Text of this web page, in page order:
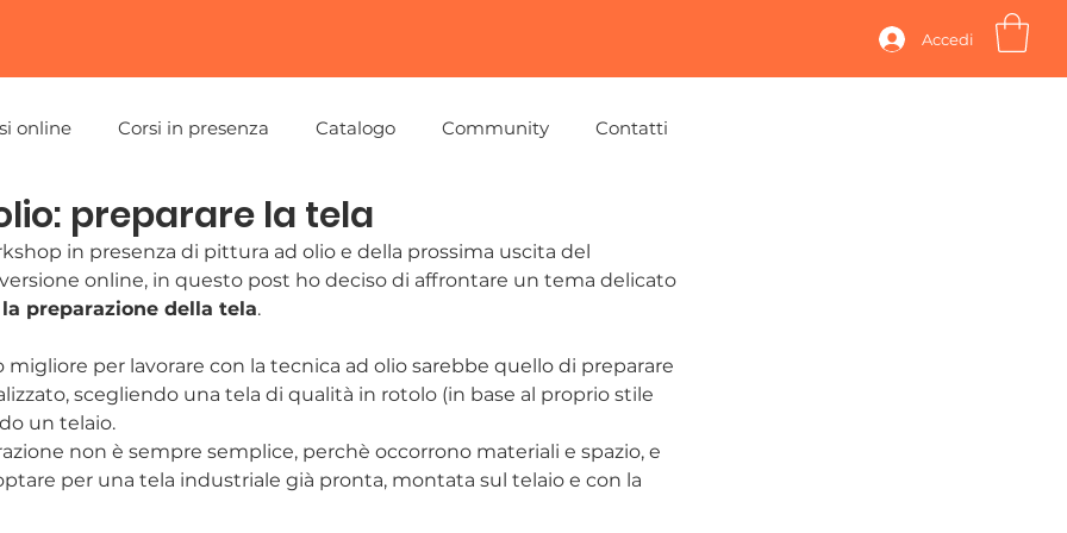
Accedi
online Corsi in presenza Catalogo Community Contatti
preparare la tela
in presenza di pittura ad olio e della prossima uscita del
online, in questo post ho deciso di affrontare un tema delicato
la preparazione della tela.
per lavorare con la tecnica ad olio sarebbe quello di preparare
scegliendo una tela di qualità in rotolo (in base al proprio stile
un telaio.
non è sempre semplice, perchè occorrono materiali e spazio, e
per una tela industriale già pronta, montata sul telaio e con la